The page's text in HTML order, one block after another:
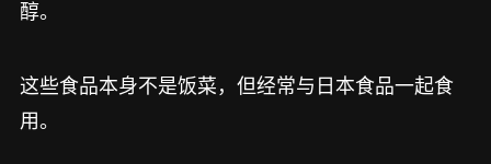
醇。
这些食品本身不是饭菜，但经常与日本食品一起食
用。